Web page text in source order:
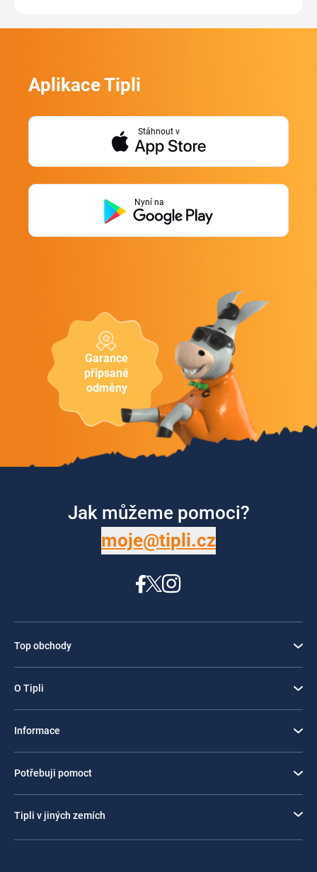
Garance
připsané
odměny
Aplikace Tipli
Stáhnout v
Nyní na
Jak můžeme pomoci?
moje@tipli.cz
Top obchody
O Tipli
Informace
Potřebuji pomoct
Tipli v jiných zemích